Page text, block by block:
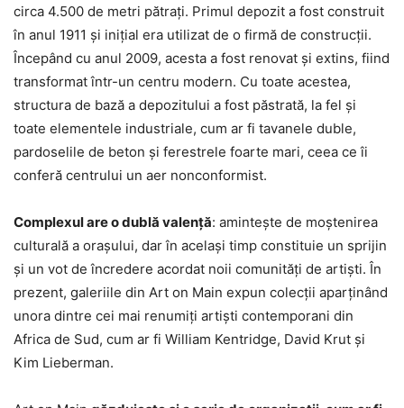
circa 4.500 de metri pătraţi. Primul depozit a fost construit
în anul 1911 şi iniţial era utilizat de o firmă de construcţii.
Începând cu anul 2009, acesta a fost renovat şi extins, fiind
transformat într-un centru modern. Cu toate acestea,
structura de bază a depozitului a fost păstrată, la fel şi
toate elementele industriale, cum ar fi tavanele duble,
pardoselile de beton şi ferestrele foarte mari, ceea ce îi
conferă centrului un aer nonconformist.
Complexul are o dublă valenţă: aminteşte de moştenirea
culturală a oraşului, dar în acelaşi timp constituie un sprijin
şi un vot de încredere acordat noii comunităţi de artişti. În
prezent, galeriile din Art on Main expun colecţii aparţinând
unora dintre cei mai renumiţi artişti contemporani din
Africa de Sud, cum ar fi William Kentridge, David Krut şi
Kim Lieberman.